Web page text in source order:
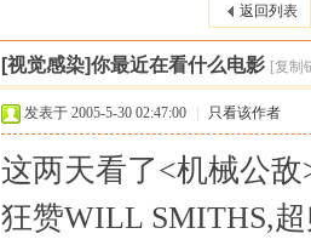
›
返回列表
[视觉感染]你最近在看什么电影 [复制
发表于 2005-5-30 02:47:00 只看该作者
这两天看了<机械公
狂赞WILL SMITHS,